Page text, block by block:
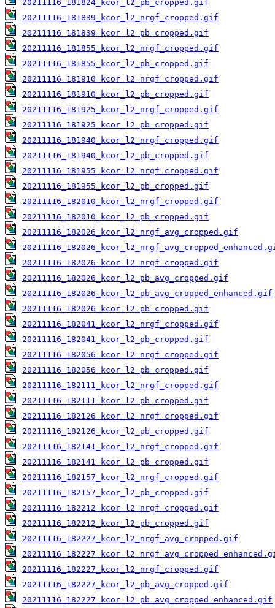
20211116_181824_kcor_l2_pb_cropped.gif
20211116_181839_kcor_l2_nrgf_cropped.gif
20211116_181839_kcor_l2_pb_cropped.gif
20211116_181855_kcor_l2_nrgf_cropped.gif
20211116_181855_kcor_l2_pb_cropped.gif
20211116_181910_kcor_l2_nrgf_cropped.gif
20211116_181910_kcor_l2_pb_cropped.gif
20211116_181925_kcor_l2_nrgf_cropped.gif
20211116_181925_kcor_l2_pb_cropped.gif
20211116_181940_kcor_l2_nrgf_cropped.gif
20211116_181940_kcor_l2_pb_cropped.gif
20211116_181955_kcor_l2_nrgf_cropped.gif
20211116_181955_kcor_l2_pb_cropped.gif
20211116_182010_kcor_l2_nrgf_cropped.gif
20211116_182010_kcor_l2_pb_cropped.gif
20211116_182026_kcor_l2_nrgf_avg_cropped.gif
20211116_182026_kcor_l2_nrgf_cropped.gif
20211116_182026_kcor_l2_pb_avg_cropped.gif
20211116_182026_kcor_l2_pb_avg_cropped_enhanced.gif
20211116_182026_kcor_l2_pb_cropped.gif
20211116_182041_kcor_l2_nrgf_cropped.gif
20211116_182041_kcor_l2_pb_cropped.gif
20211116_182056_kcor_l2_nrgf_cropped.gif
20211116_182056_kcor_l2_pb_cropped.gif
20211116_182111_kcor_l2_nrgf_cropped.gif
20211116_182111_kcor_l2_pb_cropped.gif
20211116_182126_kcor_l2_nrgf_cropped.gif
20211116_182126_kcor_l2_pb_cropped.gif
20211116_182141_kcor_l2_nrgf_cropped.gif
20211116_182141_kcor_l2_pb_cropped.gif
20211116_182157_kcor_l2_nrgf_cropped.gif
20211116_182157_kcor_l2_pb_cropped.gif
20211116_182212_kcor_l2_nrgf_cropped.gif
20211116_182212_kcor_l2_pb_cropped.gif
20211116_182227_kcor_l2_nrgf_avg_cropped.gif
20211116_182227_kcor_l2_nrgf_cropped.gif
20211116_182227_kcor_l2_pb_avg_cropped.gif
20211116_182227_kcor_l2_pb_avg_cropped_enhanced.gif